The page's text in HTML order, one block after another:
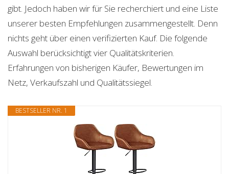
gibt. Jedoch haben wir für Sie recherchiert und eine Liste
unserer besten Empfehlungen zusammengestellt. Denn
nichts geht über einen verifizierten Kauf. Die folgende
Auswahl berücksichtigt vier Qualitätskriterien.
Erfahrungen von bisherigen Käufer, Bewertungen im
Netz, Verkaufszahl und Qualitätssiegel.
BESTSELLER NR. 1